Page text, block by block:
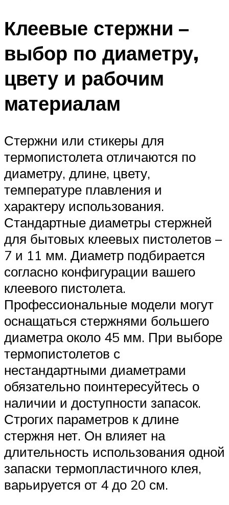
Клеевые стержни –
выбор по диаметру,
цвету и рабочим
материалам
Стержни или стикеры для
термопистолета отличаются по
диаметру, длине, цвету,
температуре плавления и
характеру использования.
Стандартные диаметры стержней
для бытовых клеевых пистолетов –
7 и 11 мм. Диаметр подбирается
согласно конфигурации вашего
клеевого пистолета.
Профессиональные модели могут
оснащаться стержнями большего
диаметра около 45 мм. При выборе
термопистолетов с
нестандартными диаметрами
обязательно поинтересуйтесь о
наличии и доступности запасок.
Строгих параметров к длине
стержня нет. Он влияет на
длительность использования одной
запаски термопластичного клея,
варьируется от 4 до 20 см.